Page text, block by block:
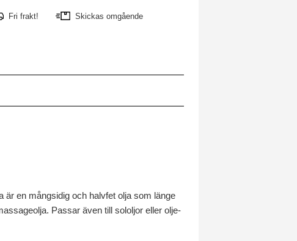
Fri frakt! Skickas omgående
en mångsidig och halvfet olja som länge
Passar även till sololjor eller olje-